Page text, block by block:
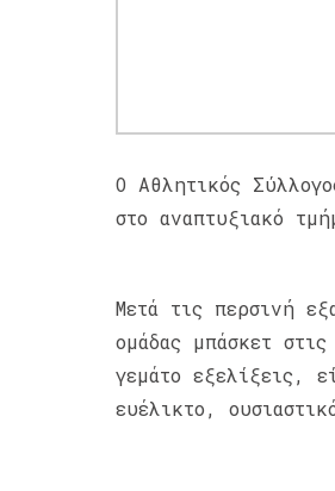
Ο Αθλητικός
στο αναπτυξιακό
Μετά τις περσινή
ομάδας μπάσκετ
γεμάτο εξελίξεις,
ευέλικτο,